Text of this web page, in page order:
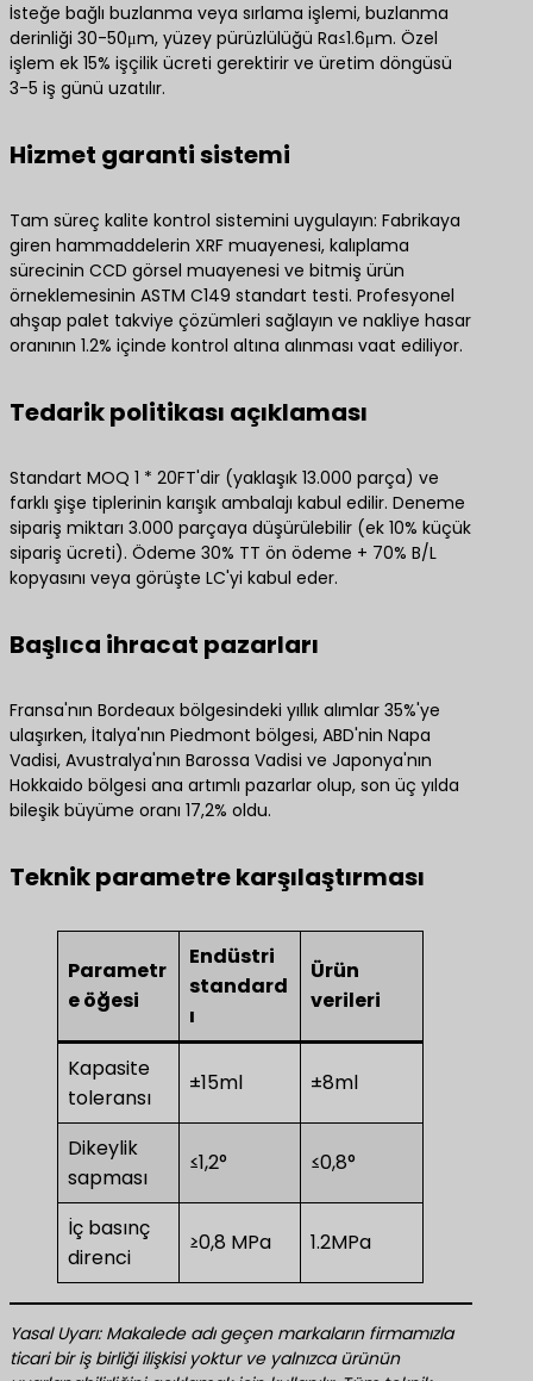
İsteğe bağlı buzlanma veya sırlama işlemi, buzlanma
derinliği 30-50μm, yüzey pürüzlülüğü Ra≤1.6μm. Özel
işlem ek 15% işçilik ücreti gerektirir ve üretim döngüsü
3-5 iş günü uzatılır.
Hizmet garanti sistemi
Tam süreç kalite kontrol sistemini uygulayın: Fabrikaya
giren hammaddelerin XRF muayenesi, kalıplama
sürecinin CCD görsel muayenesi ve bitmiş ürün
örneklemesinin ASTM C149 standart testi. Profesyonel
ahşap palet takviye çözümleri sağlayın ve nakliye hasar
oranının 1.2% içinde kontrol altına alınması vaat ediliyor.
Tedarik politikası açıklaması
Standart MOQ 1 * 20FT'dir (yaklaşık 13.000 parça) ve
farklı şişe tiplerinin karışık ambalajı kabul edilir. Deneme
sipariş miktarı 3.000 parçaya düşürülebilir (ek 10% küçük
sipariş ücreti). Ödeme 30% TT ön ödeme + 70% B/L
kopyasını veya görüşte LC'yi kabul eder.
Başlıca ihracat pazarları
Fransa'nın Bordeaux bölgesindeki yıllık alımlar 35%'ye
ulaşırken, İtalya'nın Piedmont bölgesi, ABD'nin Napa
Vadisi, Avustralya'nın Barossa Vadisi ve Japonya'nın
Hokkaido bölgesi ana artımlı pazarlar olup, son üç yılda
bileşik büyüme oranı 17,2% oldu.
Teknik parametre karşılaştırması
Parametr
e öğesi
Endüstri
standard
ı
Ürün
verileri
Kapasite
toleransı
±15ml ±8ml
Dikeylik
sapması
≤1,2° ≤0,8°
İç basınç
direnci
≥0,8 MPa 1.2MPa
Yasal Uyarı: Makalede adı geçen markaların firmamızla
ticari bir iş birliği ilişkisi yoktur ve yalnızca ürünün